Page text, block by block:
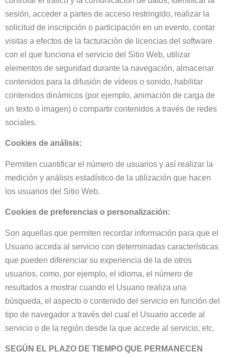
sesión, acceder a partes de acceso restringido, realizar la
solicitud de inscripción o participación en un evento, contar
visitas a efectos de la facturación de licencias del software
con el que funciona el servicio del Sitio Web, utilizar
elementos de seguridad durante la navegación, almacenar
contenidos para la difusión de vídeos o sonido, habilitar
contenidos dinámicos (por ejemplo, animación de carga de
un texto o imagen) o compartir contenidos a través de redes
sociales.
Cookies de análisis:
Permiten cuantificar el número de usuarios y así realizar la
medición y análisis estadístico de la utilización que hacen
los usuarios del Sitio Web.
Cookies de preferencias o personalización:
Son aquellas que permiten recordar información para que el
Usuario acceda al servicio con determinadas características
que pueden diferenciar su experiencia de la de otros
usuarios, como, por ejemplo, el idioma, el número de
resultados a mostrar cuando el Usuario realiza una
búsqueda, el aspecto o contenido del servicio en función del
tipo de navegador a través del cual el Usuario accede al
servicio o de la región desde la que accede al servicio, etc.
SEGÚN EL PLAZO DE TIEMPO QUE PERMANECEN